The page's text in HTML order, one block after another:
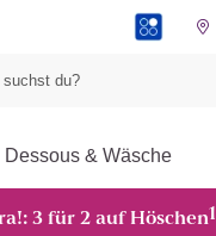
Dessous & Wäsche
3 für 2 auf Höschen1